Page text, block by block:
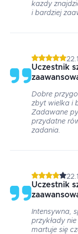
kazdy
i bardziej
Uczestnik
Dobre
zbyt wielka i
Zadawane
przydatne
zadania.
Uczestnik
Intensywna,
przykłady
martuje się